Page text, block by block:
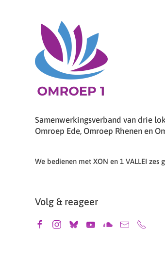
Samenwerkingsverband van drie
Omroep Ede, Omroep Rhenen en
We bedienen met XON en 1 VALLEI zes
Volg & reageer